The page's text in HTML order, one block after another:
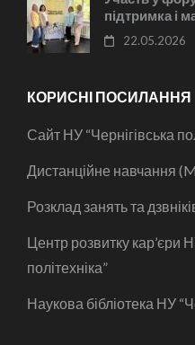
підтримка і
22.05.2026
КОРИСНІ ПОСИЛАННЯ
Сайт НУ “Чернігівська
Дистанційне навчання
Розклад занять та
Центр розвитку кар’єри
політехніка”
Наукова бібліотека НУ